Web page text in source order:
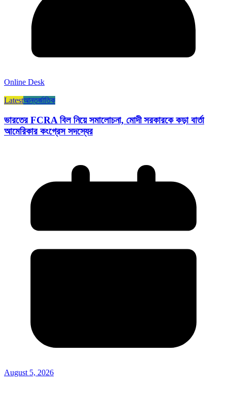
Online Desk
Latestআন্তর্জাতিক
ভারতের FCRA বিল নিয়ে সমালোচনা, মোদী সরকারকে কড়া বার্তা
আমেরিকার কংগ্রেস সদস্যের
August 5, 2026